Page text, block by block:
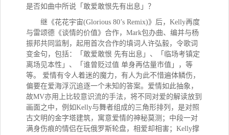
是否如曲中所说「敢爱敢恨先有出息」？
继《花花宇宙(Glorious 80’s Remix)》后，Kelly再度
与雷颂德《谈情的价值》合作，Mark包办曲、编并与杨
振邦共同监制，起用首次合作的填词人许弘毅，令歌词
变金句，包括：「敢爱敢恨 先有出息」、「临场考镇定
离场见本性」、「谁曾贬过值 单身再估量市值」，等
等。 爱情有令人着迷的魔力，有人为此不惜遍体鳞伤，
偏要在爱海浮沉追逐一个未知的答案。爱情如此抽象，
故MV亦用上比较意识流的手法，将不同对爱的解读放到
画面之中，例如Kelly与舞者组成的三角形排列，是对照
古文明的金字塔建筑，寓意爱情的神秘莫测；中段一对
满身伤痕的情侣在玩俄罗斯轮盘，相爱却相害；Kelly撑